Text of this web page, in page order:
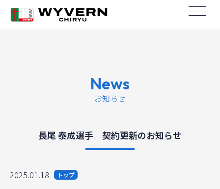
News
お知らせ
長尾 泰成選手 契約更新のお知らせ
2025.01.18 トップ